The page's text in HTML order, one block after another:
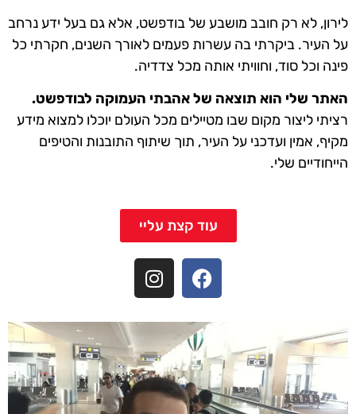
לירון, לא רק חובב מושבע של בודפשט, אלא גם בעל ידע נרחב
על העיר. ביקרתי בה עשרות פעמים לאורך השנים, חקרתי כל
פינה וכל סוד, וחוויתי אותה מכל צדדיה.
האתר שלי הוא תוצאה של אהבתי העמוקה לבודפשט.
רציתי ליצור מקום שבו מטיילים מכל העולם יוכלו למצוא מידע
מקיף, אמין ועדכני על העיר, תוך שיתוף התובנות והטיפים
הייחודיים שלי.
עוד קצת עליי